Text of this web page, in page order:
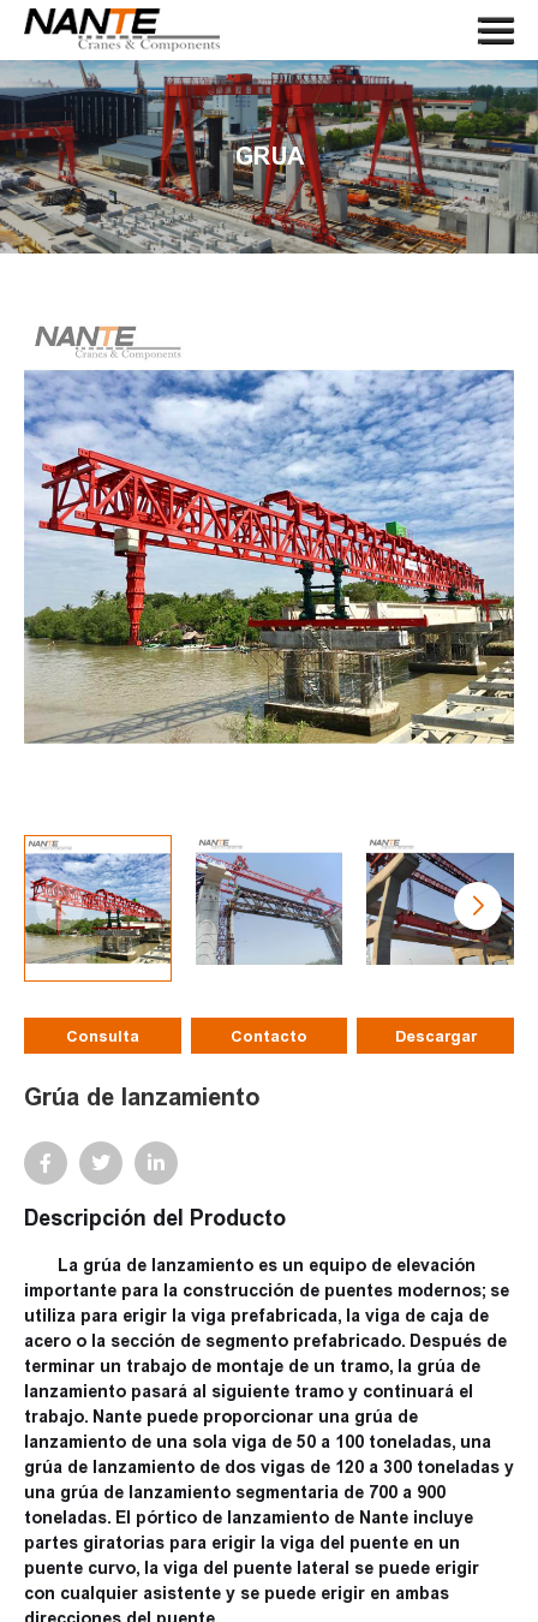
HOME
SOBRE NOSOTROS
GRUA
COMPONENTE DE GRÚA
NOTICIAS
CONTÁCTENOS
LANGUAGE
SEARCH
GRUA
Consulta Contacto Descargar
Grúa de lanzamiento
Descripción del Producto
La grúa de lanzamiento es un equipo de elevación
importante para la construcción de puentes modernos; se
utiliza para erigir la viga prefabricada, la viga de caja de
acero o la sección de segmento prefabricado. Después de
terminar un trabajo de montaje de un tramo, la grúa de
lanzamiento pasará al siguiente tramo y continuará el
trabajo. Nante puede proporcionar una grúa de
lanzamiento de una sola viga de 50 a 100 toneladas, una
grúa de lanzamiento de dos vigas de 120 a 300 toneladas y
una grúa de lanzamiento segmentaria de 700 a 900
toneladas. El pórtico de lanzamiento de Nante incluye
partes giratorias para erigir la viga del puente en un
puente curvo, la viga del puente lateral se puede erigir
con cualquier asistente y se puede erigir en ambas